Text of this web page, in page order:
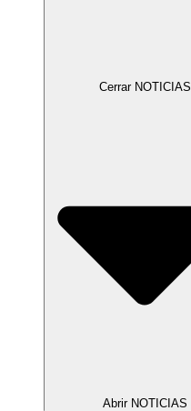
Cerrar NOTICIAS
Abrir NOTICIAS